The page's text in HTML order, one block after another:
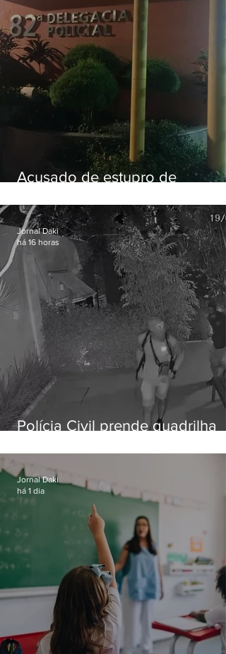
Acusado de estupro de
Polícia Civil prende quadrilha
residências de luxo no Rio
Jornal Daki
há 16 horas
Jornal Daki
há 1 dia